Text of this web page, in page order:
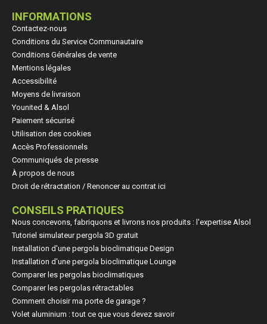
INFORMATIONS
Contactez-nous
Conditions du Service Communautaire
Conditions Générales de vente
Mentions légales
Accessibilité
Moyens de livraison
Younited & Alsol
Paiement sécurisé
Utilisation des cookies
Accès Professionnels
Communiqués de presse
À propos de nous
Droit de rétractation / Renoncer au contrat ici
CONSEILS PRATIQUES
Nous concevons, fabriquons et livrons nos produits : l'expertise Alsol
Tutoriel simulateur pergola 3D gratuit
Installation d'une pergola bioclimatique Design
Installation d'une pergola bioclimatique Lounge
Comparer les pergolas bioclimatiques
Comparer les pergolas rétractables
Comment choisir ma porte de garage ?
Volet aluminium : tout ce que vous devez savoir